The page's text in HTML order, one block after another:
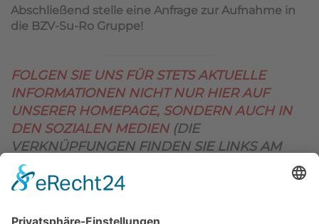
Abschließend stelle eine Anfrage zur Aufnahme in
die BZV-Su-Ro Gruppe!
FOLGEN SIE UNS FÜR STETS AKTUELLE
INFORMATIONEN NICHT NUR HIER AUF
UNSERER HOMEPAGE, SONDERN AUCH IN
DEN SOZIALEN MEDIEN (DIE
VERKNÜPFUNGEN FINDEN SIE LINKS AM
OBEREN SEITENRAND)